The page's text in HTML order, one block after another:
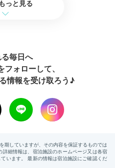
受けながら東京タワーを間
敵な思い出作りをしてみま
っと見る
毎日へ
ォローして、
情報を受け取ろう♪